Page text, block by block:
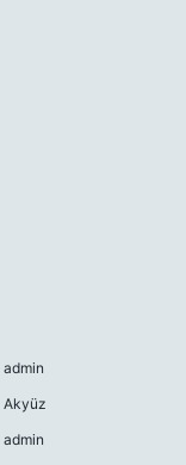
admin
Akyüz
admin